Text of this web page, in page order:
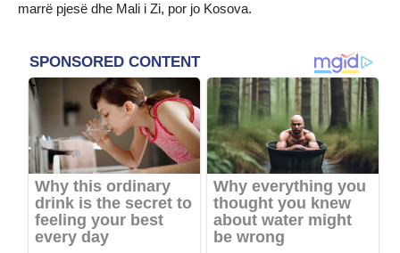
marrë pjesë dhe Mali i Zi, por jo Kosova.